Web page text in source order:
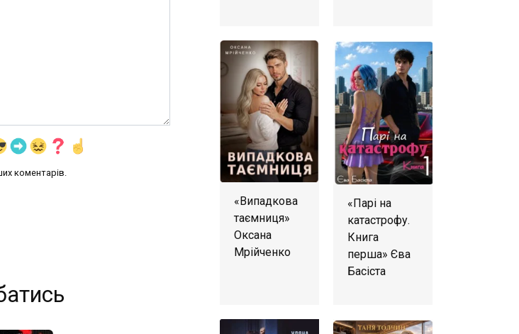
коментарів.
«Випадкова
таємниця»
Оксана
Мрійченко
«Парі на
катастрофу.
Книга
перша» Єва
Басіста